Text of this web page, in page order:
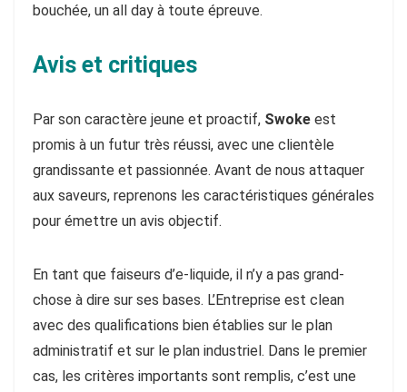
bouchée, un all day à toute épreuve.
Avis et critiques
Par son caractère jeune et proactif, Swoke est
promis à un futur très réussi, avec une clientèle
grandissante et passionnée. Avant de nous attaquer
aux saveurs, reprenons les caractéristiques générales
pour émettre un avis objectif.
En tant que faiseurs d’e-liquide, il n’y a pas grand-
chose à dire sur ses bases. L’Entreprise est clean
avec des qualifications bien établies sur le plan
administratif et sur le plan industriel. Dans le premier
cas, les critères importants sont remplis, c’est une